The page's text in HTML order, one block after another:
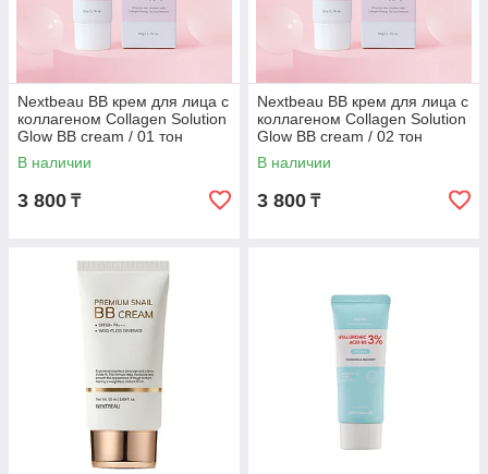
Nextbeau BB крем для лица с
коллагеном Collagen Solution
Glow BB cream / 01 тон
В наличии
3 800 ₸
Nextbeau BB крем для лица с
коллагеном Collagen Solution
Glow BB cream / 02 тон
В наличии
3 800 ₸